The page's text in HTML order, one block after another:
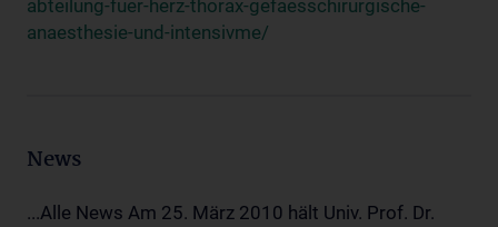
abteilung-fuer-herz-thorax-gefaesschirurgische-
anaesthesie-und-intensivme/
News
...Alle News Am 25. März 2010 hält Univ. Prof. Dr.